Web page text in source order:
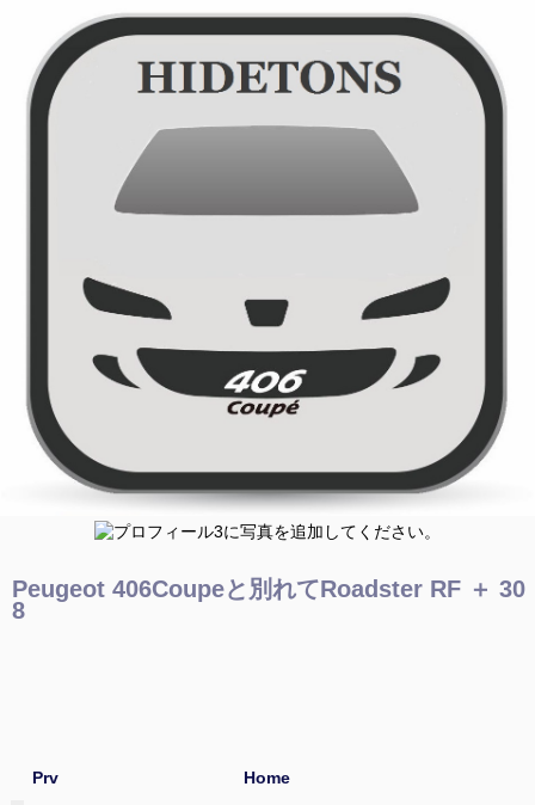
Peugeot 406Coupeと別れてRoadster RF ＋ 30
8
Prv Home